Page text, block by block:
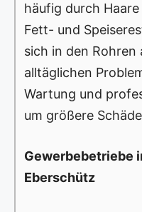
häufig durch
Fett- und
sich in den Rohren
alltäglichen
Wartung und
um größere
Gewerbebetriebe
Eberschütz